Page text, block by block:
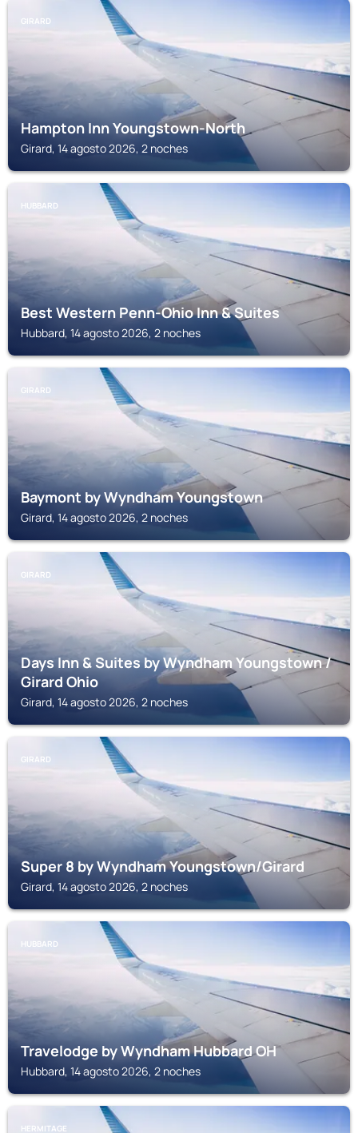
GIRARD
Hampton Inn Youngstown-North
Girard, 14 agosto 2026, 2 noches
HUBBARD
Best Western Penn-Ohio Inn & Suites
Hubbard, 14 agosto 2026, 2 noches
GIRARD
Baymont by Wyndham Youngstown
Girard, 14 agosto 2026, 2 noches
GIRARD
Days Inn & Suites by Wyndham Youngstown /
Girard Ohio
Girard, 14 agosto 2026, 2 noches
GIRARD
Super 8 by Wyndham Youngstown/Girard
Girard, 14 agosto 2026, 2 noches
HUBBARD
Travelodge by Wyndham Hubbard OH
Hubbard, 14 agosto 2026, 2 noches
HERMITAGE